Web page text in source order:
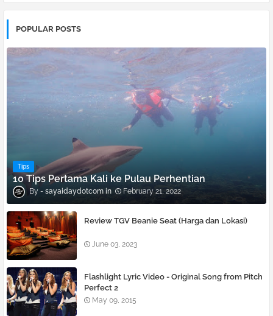
POPULAR POSTS
Tips
10 Tips Pertama Kali ke Pulau Perhentian
sayaidaydotcom February 21, 2022
Review TGV Beanie Seat (Harga dan Lokasi)
June 03, 2023
Flashlight Lyric Video - Original Song from Pitch
Perfect 2
May 09, 2015